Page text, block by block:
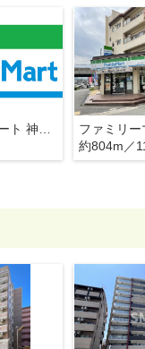
約804m／